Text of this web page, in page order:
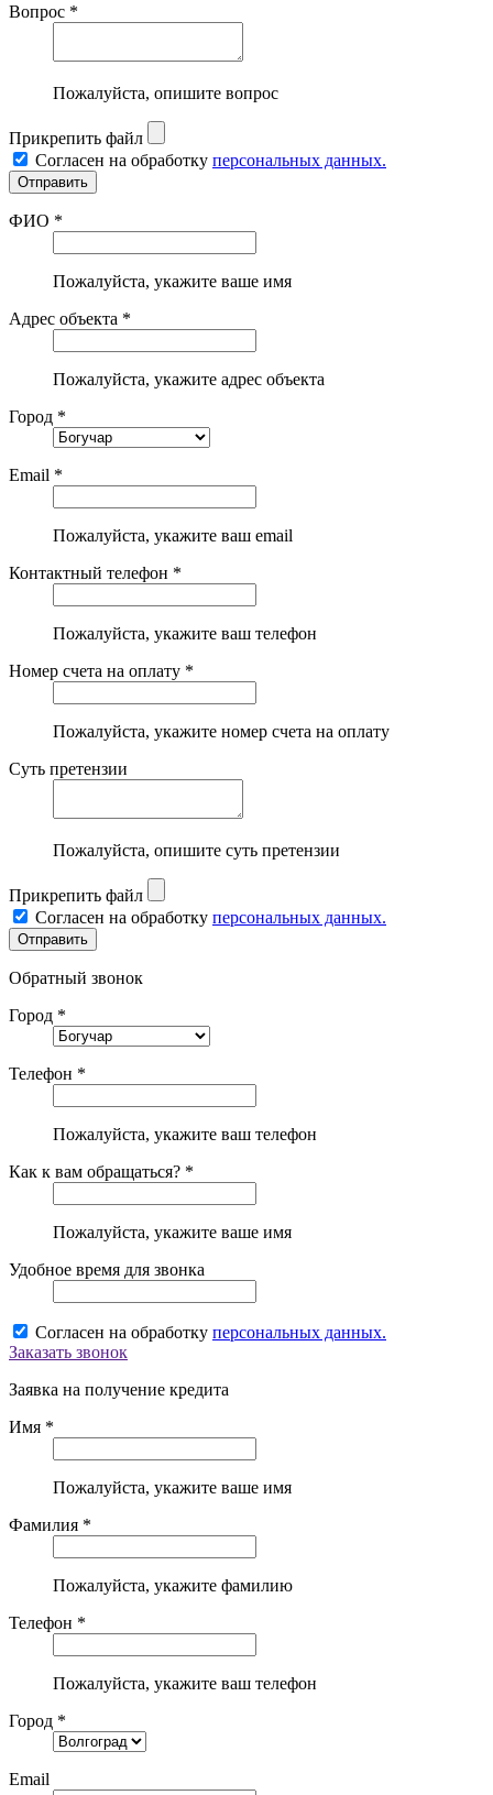
Вопрос *
Пожалуйста, опишите вопрос
Прикрепить файл
Согласен на обработку персональных данных.
ФИО *
Пожалуйста, укажите ваше имя
Адрес объекта *
Пожалуйста, укажите адрес объекта
Город *
Email *
Пожалуйста, укажите ваш email
Контактный телефон *
Пожалуйста, укажите ваш телефон
Номер счета на оплату *
Пожалуйста, укажите номер счета на оплату
Суть претензии
Пожалуйста, опишите суть претензии
Прикрепить файл
Согласен на обработку персональных данных.
Обратный звонок
Город *
Телефон *
Пожалуйста, укажите ваш телефон
Как к вам обращаться? *
Пожалуйста, укажите ваше имя
Удобное время для звонка
Согласен на обработку персональных данных.
Заказать звонок
Заявка на получение кредита
Имя *
Пожалуйста, укажите ваше имя
Фамилия *
Пожалуйста, укажите фамилию
Телефон *
Пожалуйста, укажите ваш телефон
Город *
Email